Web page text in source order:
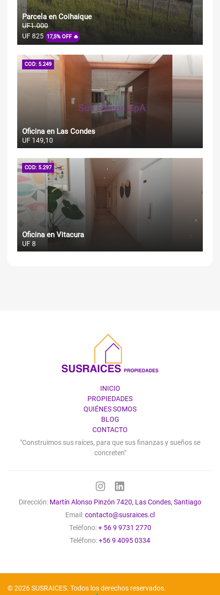
Parcela en Coihaique
UF1.000
UF 825 17,5% OFF 🔥
COD: 5.249
Oficina en Las Condes
UF 149,10
COD: 5.297
Oficina en Vitacura
UF 8
INICIO
PROPIEDADES
QUIÉNES SOMOS
BLOG
CONTACTO
"Construimos sus raíces, para que sus finanzas y sueños se
concreten"
Dirección: Martín Alonso Pinzón 7420, Las Condes, Santiago
Email:contacto@susraices.cl
Teléfono:+ 56 9 9731 2770
Teléfono:+56 9 4095 0334
© 2026SUSRAICES. Todos los derechos reservados.